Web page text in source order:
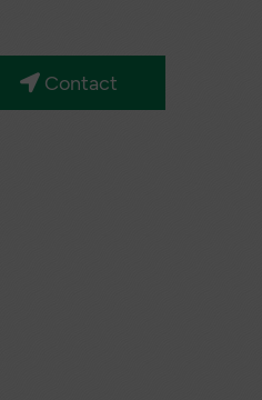
Contact